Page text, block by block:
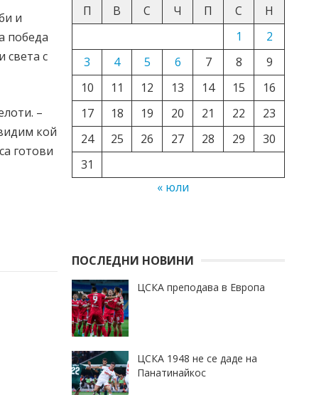
и
победа
света с
–
кой
готови
П
В С Ч П С
Н
1
2
3
4 5 6 7 8
9
10
11 12 13 14 15
16
17
18 19 20 21 22
23
24
25 26 27 28 29
30
31
« юли
ПОСЛЕДНИ НОВИНИ
ЦСКА преподава в Европа
ЦСКА 1948 не се даде на
Панатинайкос